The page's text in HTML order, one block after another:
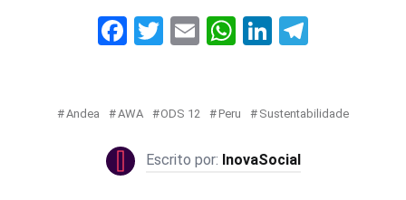
Facebook
Twitter
EmailWhatsApp
LinkedIn
Andea AWA ODS 12 Peru Sustentabilidade
InovaSocial